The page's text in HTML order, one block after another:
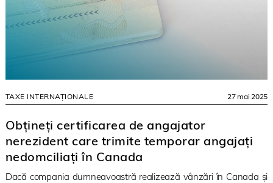
TAXE INTERNAȚIONALE 27 mai 2025
Obțineți certificarea de angajator
nerezident care trimite temporar angajați
nedomciliați în Canada
Dacă compania dumneavoastră realizează vânzări în Canada și